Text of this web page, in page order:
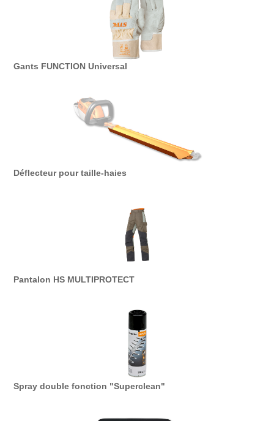
Gants FUNCTION Universal
Déflecteur pour taille-haies
Pantalon HS MULTIPROTECT
Spray double fonction "Superclean"